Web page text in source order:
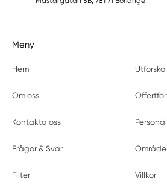
Meny
Hem Utforska
Om oss
Kontakta oss Personal
Frågor & Svar
Filter Villkor